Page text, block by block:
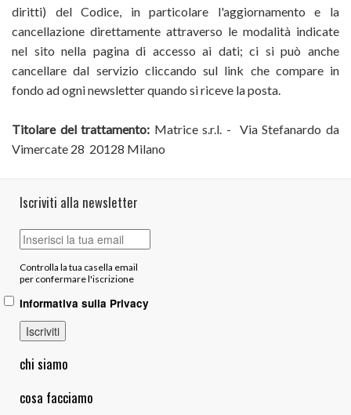
diritti) del Codice, in particolare l'aggiornamento e la
cancellazione direttamente attraverso le modalità indicate
nel sito nella pagina di accesso ai dati; ci si può anche
cancellare dal servizio cliccando sul link che compare in
fondo ad ogni newsletter quando si riceve la posta.
Titolare del trattamento: Matrice s.r.l. - Via Stefanardo da
Vimercate 28 20128 Milano
Iscriviti alla newsletter
Controlla la tua casella email
per confermare l'iscrizione
Informativa sulla Privacy
Iscriviti
chi siamo
cosa facciamo